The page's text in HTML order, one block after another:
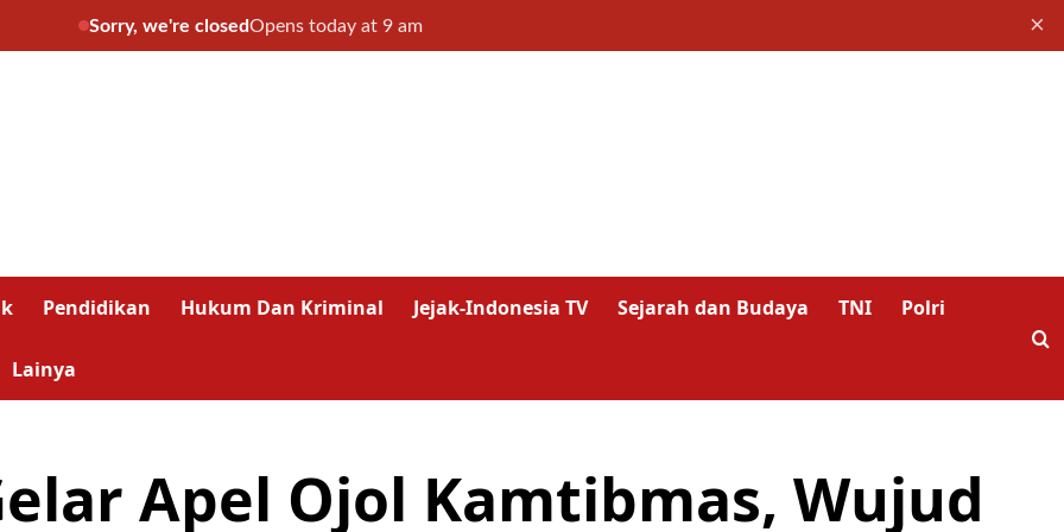
Sorry, we're closedOpens today at 9 am ×
Pendidikan Hukum Dan Kriminal Jejak-Indonesia TV Sejarah dan Budaya TNI Polri
Lainya
Apel Ojol Kamtibmas, Wujud